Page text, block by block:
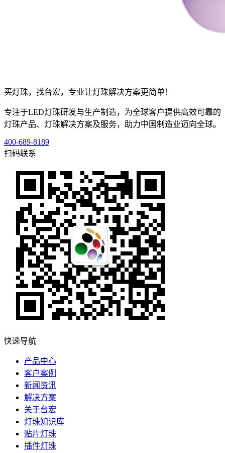
买灯珠，找台宏，专业让灯珠解决方案更简单！
专注于LED灯珠研发与生产制造，为全球客户提供高效可靠的
灯珠产品、灯珠解决方案及服务，助力中国制造业迈向全球。
400-689-8189
扫码联系
快速导航
产品中心
客户案例
新闻资讯
解决方案
关于台宏
灯珠知识库
贴片灯珠
插件灯珠